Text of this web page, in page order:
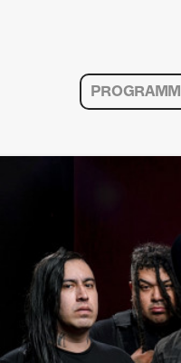
PROGRAMM